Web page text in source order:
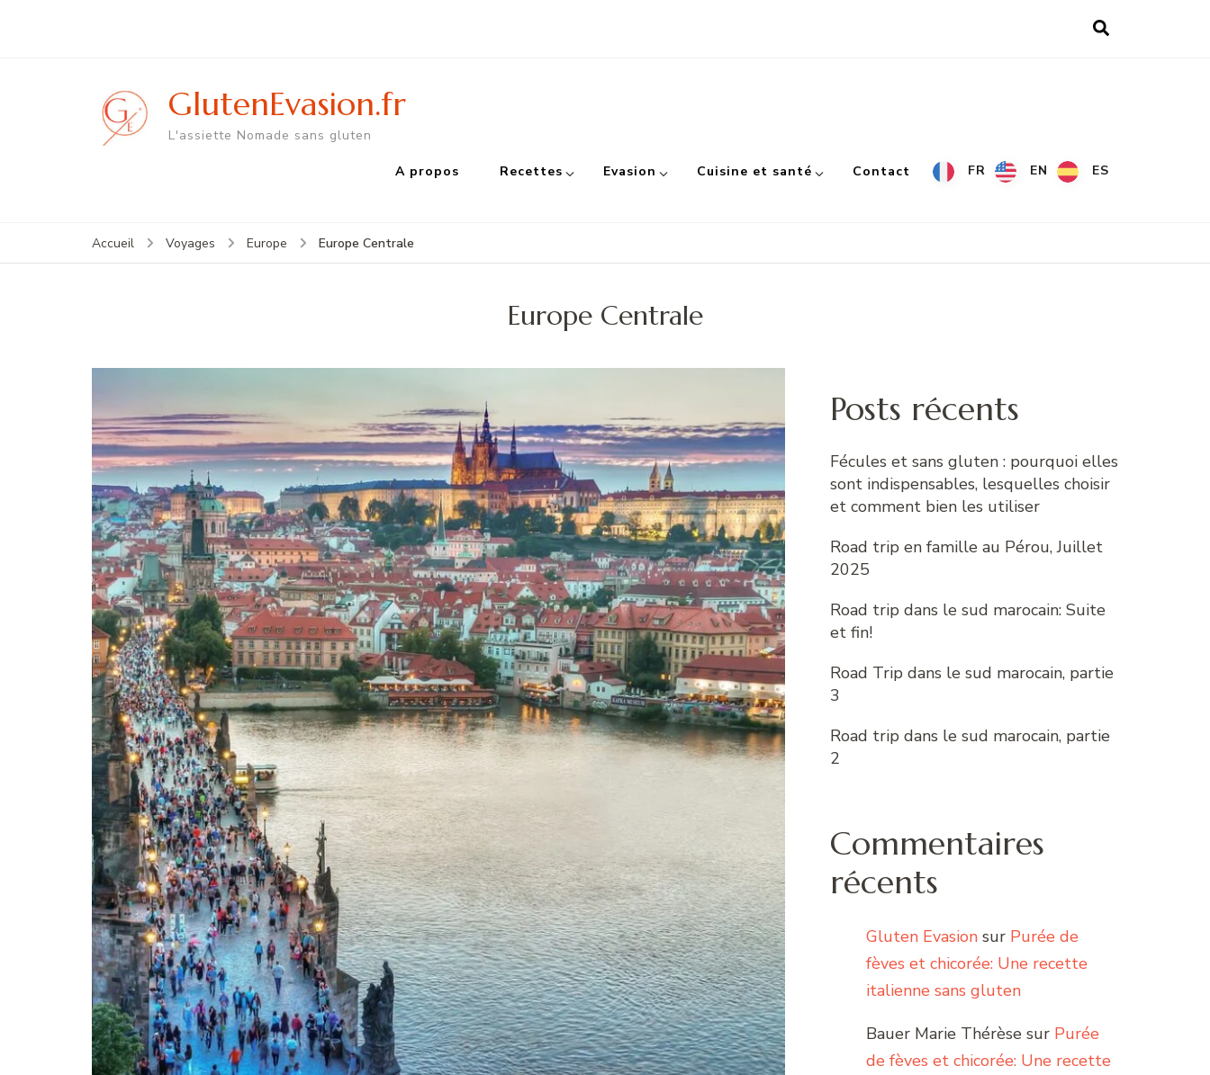
GlutenEvasion.fr
L'assiette Nomade sans gluten
A propos Recettes Evasion Cuisine et santé Contact FR EN ES
Accueil Voyages Europe Europe Centrale
Europe Centrale
Posts récents
Fécules et sans gluten : pourquoi elles
sont indispensables, lesquelles choisir
et comment bien les utiliser
Road trip en famille au Pérou, Juillet
2025
Road trip dans le sud marocain: Suite
et fin!
Road Trip dans le sud marocain, partie
3
Road trip dans le sud marocain, partie
2
Commentaires
récents
Gluten Evasion sur Purée de
fèves et chicorée: Une recette
italienne sans gluten
Bauer Marie Thérèse sur Purée
de fèves et chicorée: Une recette